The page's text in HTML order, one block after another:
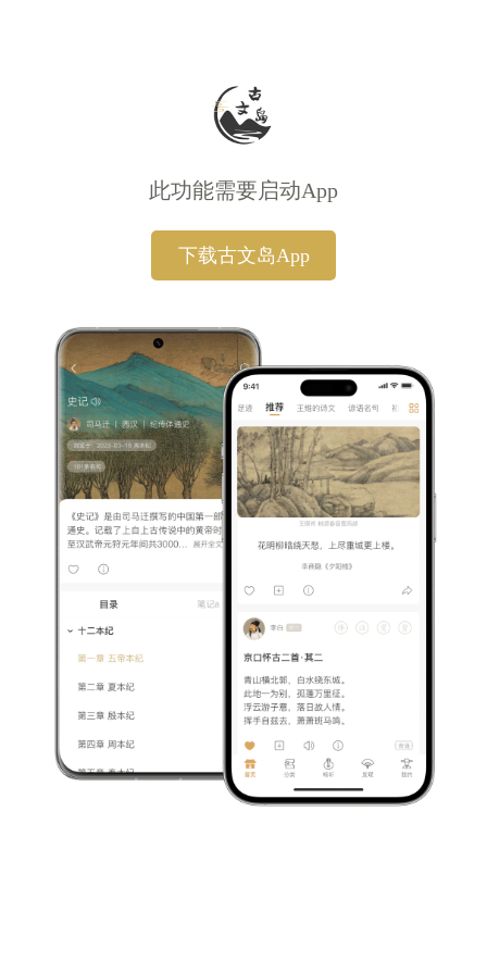
此功能需要启动App
下载古文岛App